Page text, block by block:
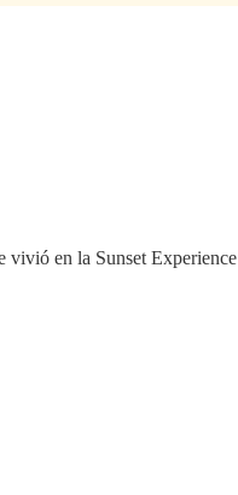
vivió en la Sunset Experience